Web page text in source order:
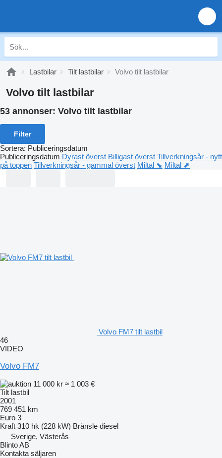
Lastbilar Tilt lastbilar Volvo tilt lastbilar
Volvo tilt lastbilar
53 annonser: Volvo tilt lastbilar
Filter
Sortera: Publiceringsdatum
Publiceringsdatum Dyrast överst Billigast överst Tillverkningsår - nytt
på toppen Tillverkningsår - gammal överst Miltal ⬊ Miltal ⬈
Volvo FM7 tilt lastbil
46
VIDEO
Volvo FM7
11 000 kr ≈ 1 003 €
Tilt lastbil
2001
769 451 km
Euro 3
Kraft 310 hk (228 kW) Bränsle diesel
Sverige, Västerås
Blinto AB
Kontakta säljaren